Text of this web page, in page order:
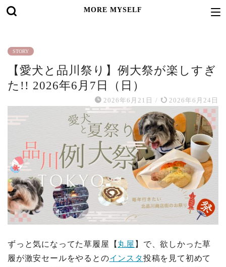
MORE MYSELF
STORY
【愛犬と品川祭り】例大祭が楽しすぎ
た!! 2026年6月7日（日）
2026年6月21日 / 2026年6月24日
ずっと気になってた草履屋【 丸屋 】で、欲しかった草
履が激安セールをやるとのインスタ投稿を見て初めて